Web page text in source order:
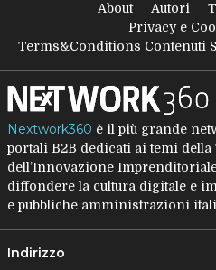
About Autori
Privacy e
Terms&Conditions Contenuti
Nextwork360 è il più grande
portali B2B dedicati ai temi
dell’Innovazione
diffondere la cultura digitale e
e pubbliche amministrazioni
Indirizzo